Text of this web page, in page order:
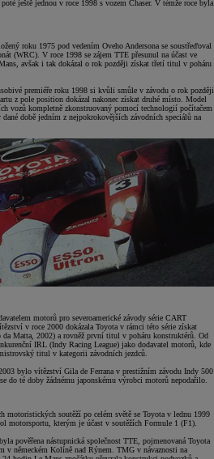
ještě jednou v roce 1998 s vozem Chaser. V témže roce byla
roku 1975 pod vedením Oveho Andersona se soustřeďoval
(WRC). V roce 1998 se zájem TTE přesunul na účast ve
avšak i tak dokázal o rok později získat třetí titul v poháru
premiéře roku 1998 si kvůli smůle v závodu o rok později
z pole position dokázal nakonec získat druhé místo. Model
vozů kompletně zkonstruovaný pomocí technologií počítačem
době jedním z nejpokrokovějších závodních speciálů na
motorů pro severoamerické závody série CART
v roce 2000 dokázala Toyota v rámci této série získat
Matta, 2002) a rovněž první titul v poháru konstruktérů. Od
IRL (Indy Racing League) jako dodavatel motorů, kde
titul v kategorii závodních jezdců.
bylo vítězství Gila de Ferrana v prestižním závodu Indy 500
do té doby žádnému japonskému výrobci motorů nepodařilo.
motoristických soutěží po celém světě se Toyota v lednu 1999
motorsportu, kterým je účast v soutěžích Formule 1 (F1).
pověřena nástupnická společnost TTE, pojmenovaná Toyota
v německém Kolíně nad Rýnem. TMG v návaznosti na